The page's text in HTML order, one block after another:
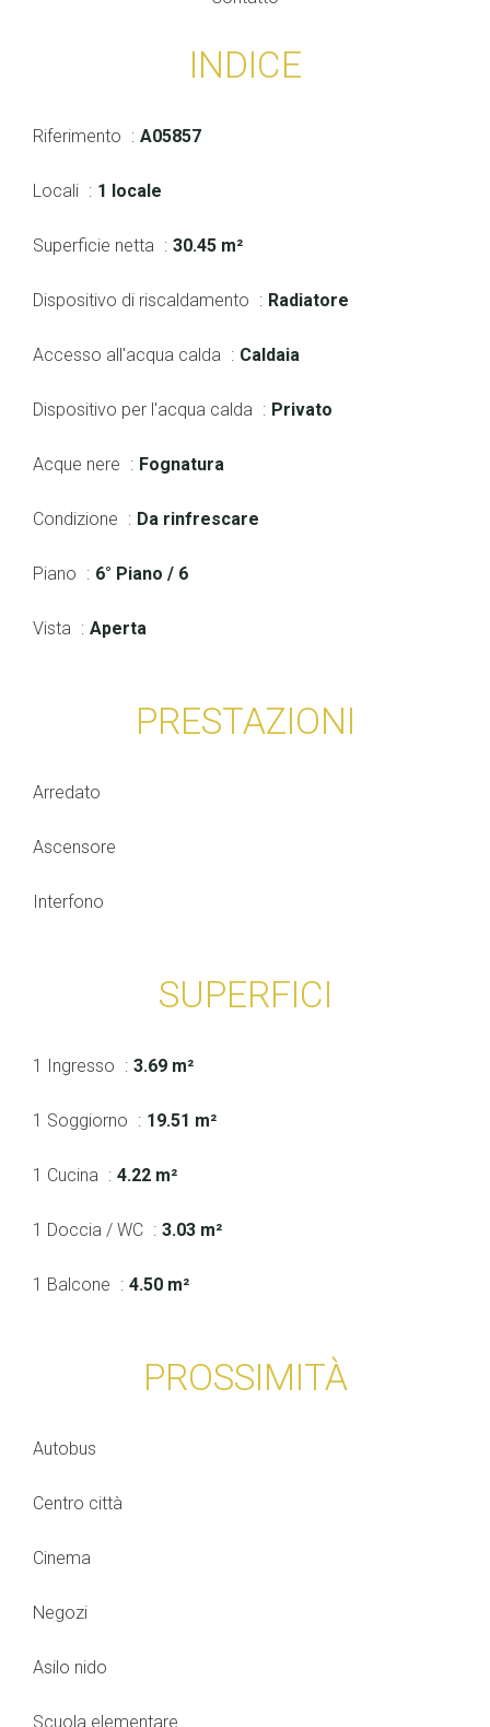
INDICE
Riferimento A05857
Locali 1 locale
Superficie netta 30.45 m²
Dispositivo di riscaldamento Radiatore
Accesso all'acqua calda Caldaia
Dispositivo per l'acqua calda Privato
Acque nere Fognatura
Condizione Da rinfrescare
Piano 6° Piano / 6
Vista Aperta
PRESTAZIONI
Arredato
Ascensore
Interfono
SUPERFICI
1 Ingresso 3.69 m²
1 Soggiorno 19.51 m²
1 Cucina 4.22 m²
1 Doccia / WC 3.03 m²
1 Balcone 4.50 m²
PROSSIMITÀ
Autobus
Centro città
Cinema
Negozi
Asilo nido
Scuola elementare